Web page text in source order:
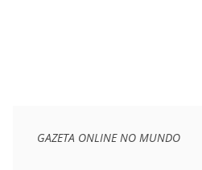
GAZETA ONLINE NO MUNDO